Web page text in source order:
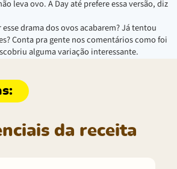
leva ovo. A Day até prefere essa versão, diz
drama dos ovos acabarem? Já tentou
Conta pra gente nos comentários como foi
alguma variação interessante.
da receita